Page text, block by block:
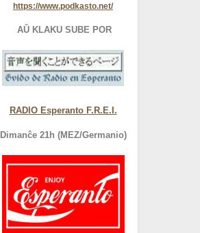
https://www.podkasto.net/
AŬ KLAKU SUBE POR
RADIO Esperanto F.R.E.I.
Dimanĉe 21h (MEZ/Germanio)